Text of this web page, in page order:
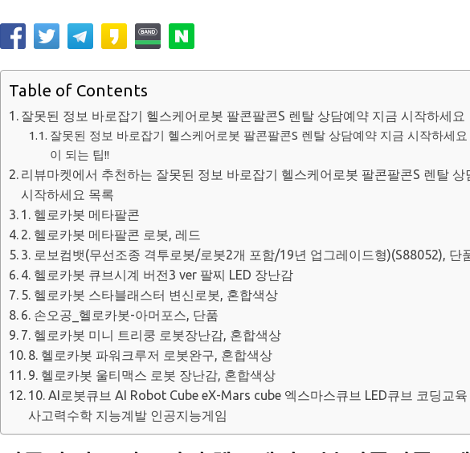
Table of Contents
잘못된 정보 바로잡기 헬스케어로봇 팔콘팔콘S 렌탈 상담예약 지금 시작하세요
잘못된 정보 바로잡기 헬스케어로봇 팔콘팔콘S 렌탈 상담예약 지금 시작하세
이 되는 팁!!
리뷰마켓에서 추천하는 잘못된 정보 바로잡기 헬스케어로봇 팔콘팔콘S 렌탈 상
시작하세요 목록
1. 헬로카봇 메타팔콘
2. 헬로카봇 메타팔콘 로봇, 레드
3. 로보컴뱃(무선조종 격투로봇/로봇2개 포함/19년 업그레이드형)(S88052), 단
4. 헬로카봇 큐브시계 버전3 ver 팔찌 LED 장난감
5. 헬로카봇 스타블래스터 변신로봇, 혼합색상
6. 손오공_헬로카봇-아머포스, 단품
7. 헬로카봇 미니 트리쿵 로봇장난감, 혼합색상
8. 헬로카봇 파워크루저 로봇완구, 혼합색상
9. 헬로카봇 울티맥스 로봇 장난감, 혼합색상
10. AI로봇큐브 AI Robot Cube eX-Mars cube 엑스마스큐브 LED큐브 코딩교
사고력수학 지능계발 인공지능게임